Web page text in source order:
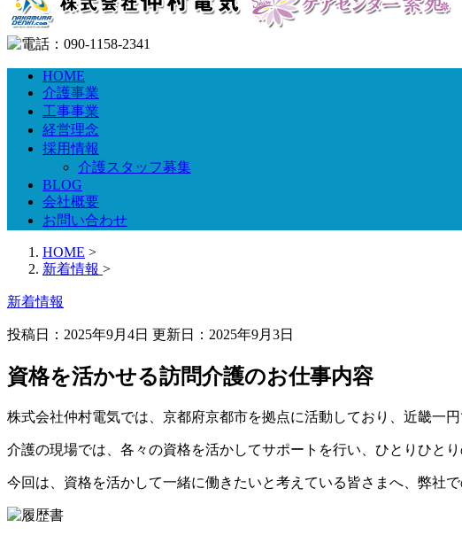
HOME
介護事業
工事事業
経営理念
採用情報
介護スタッフ募集
BLOG
会社概要
お問い合わせ
HOME >
新着情報 >
新着情報
投稿日：2025年9月4日 更新日： 2025年9月3日
資格を活かせる訪問介護のお仕事内容
株式会社仲村電気では、京都府京都市を拠点に活動しており、近畿一
介護の現場では、各々の資格を活かしてサポートを行い、ひとりひと
今回は、資格を活かして一緒に働きたいと考えている皆さまへ、弊社